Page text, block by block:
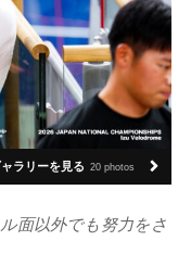
ラリーを見る 20 photos
面以外でも努力をさ